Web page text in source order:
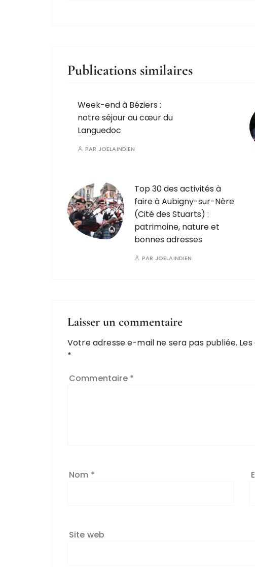
Publications similaires
Week-end à Béziers :
notre séjour au cœur du
Languedoc
PAR JOELAINDIEN
Top 30 des activités à
faire à Aubigny-sur-Nère
(Cité des Stuarts) :
patrimoine, nature et
bonnes adresses
PAR JOELAINDIEN
Laisser un commentaire
Votre adresse e-mail ne sera pas publiée.
*
Commentaire *
Nom *
Site web